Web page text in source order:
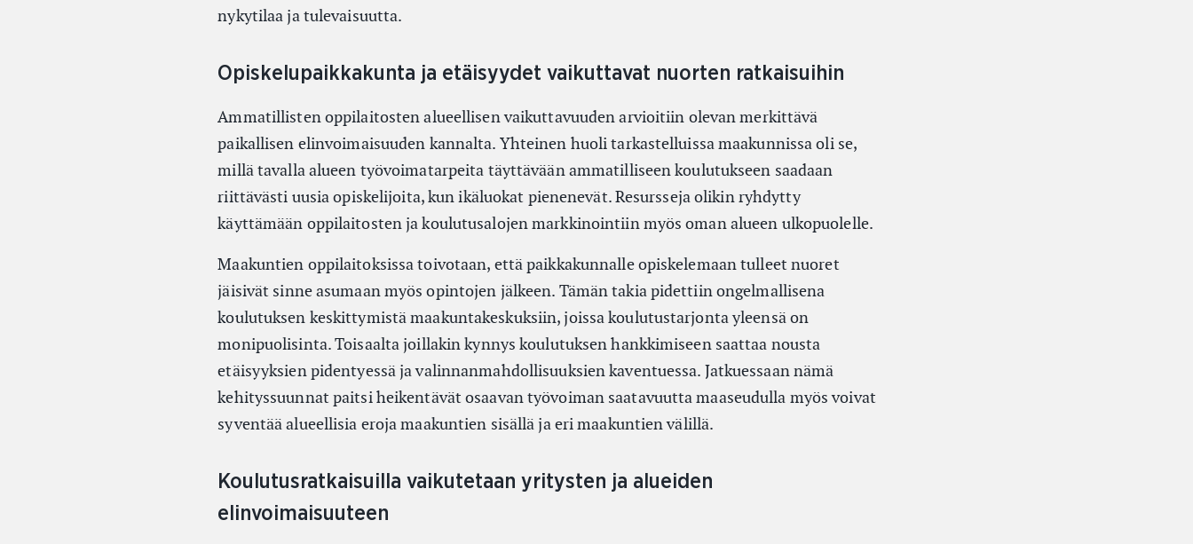
nykytilaa ja tulevaisuutta.
Opiskelupaikkakunta ja etäisyydet vaikuttavat nuorten ratkaisuihin
Ammatillisten oppilaitosten alueellisen vaikuttavuuden arvioitiin olevan merkittävä
paikallisen elinvoimaisuuden kannalta. Yhteinen huoli tarkastelluissa maakunnissa oli se,
millä tavalla alueen työvoimatarpeita täyttävään ammatilliseen koulutukseen saadaan
riittävästi uusia opiskelijoita, kun ikäluokat pienenevät. Resursseja olikin ryhdytty
käyttämään oppilaitosten ja koulutusalojen markkinointiin myös oman alueen ulkopuolelle.
Maakuntien oppilaitoksissa toivotaan, että paikkakunnalle opiskelemaan tulleet nuoret
jäisivät sinne asumaan myös opintojen jälkeen. Tämän takia pidettiin ongelmallisena
koulutuksen keskittymistä maakuntakeskuksiin, joissa koulutustarjonta yleensä on
monipuolisinta. Toisaalta joillakin kynnys koulutuksen hankkimiseen saattaa nousta
etäisyyksien pidentyessä ja valinnanmahdollisuuksien kaventuessa. Jatkuessaan nämä
kehityssuunnat paitsi heikentävät osaavan työvoiman saatavuutta maaseudulla myös voivat
syventää alueellisia eroja maakuntien sisällä ja eri maakuntien välillä.
Koulutusratkaisuilla vaikutetaan yritysten ja alueiden
elinvoimaisuuteen